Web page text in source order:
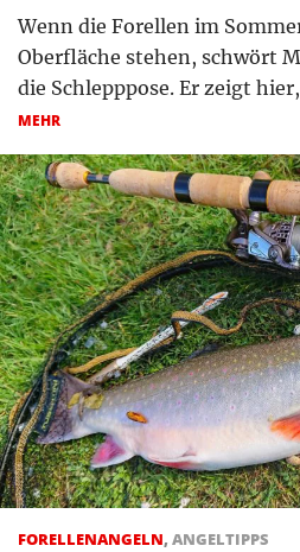
Wenn die Forellen im
Oberfläche stehen, schwört
die Schlepppose. Er zeigt
MEHR
FORELLENANGELN, ANGELTIPPS